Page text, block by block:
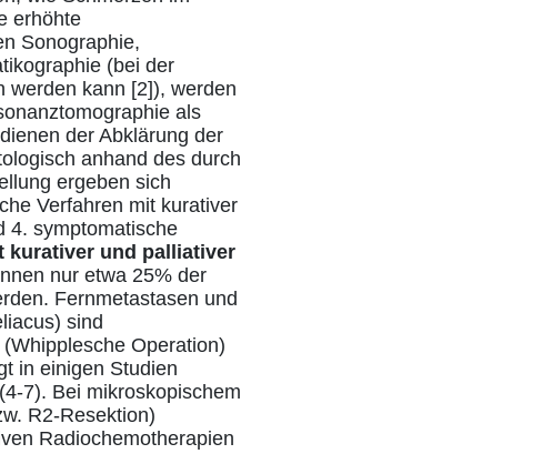
erhöhte
Sonographie,
(bei der
werden kann [2]), werden
als
der Abklärung der
anhand des durch
ergeben sich
Verfahren mit kurativer
4. symptomatische
kurativer und palliativer
nur etwa 25% der
Fernmetastasen und
sind
Operation)
in einigen Studien
7). Bei mikroskopischem
R2-Resektion)
Radiochemotherapien